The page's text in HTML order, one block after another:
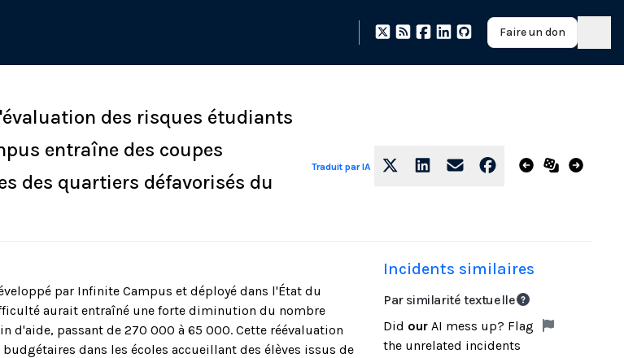
Faire un don
des risques étudiants
entraîne des coupes
des quartiers défavorisés du
Traduit par IA
par Infinite Campus et déployé dans l'État du
aurait entraîné une forte diminution du nombre
d'aide, passant de 270 000 à 65 000. Cette réévaluation
dans les écoles accueillant des élèves issus de
Incidents similaires
Par similarité textuelle
Did our AI mess up? Flag
the unrelated incidents